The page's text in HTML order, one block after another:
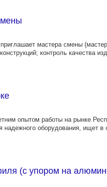
мастера смены
контроль качества
опытом работы на рынке
надежного оборудования, ищет
(с упором на